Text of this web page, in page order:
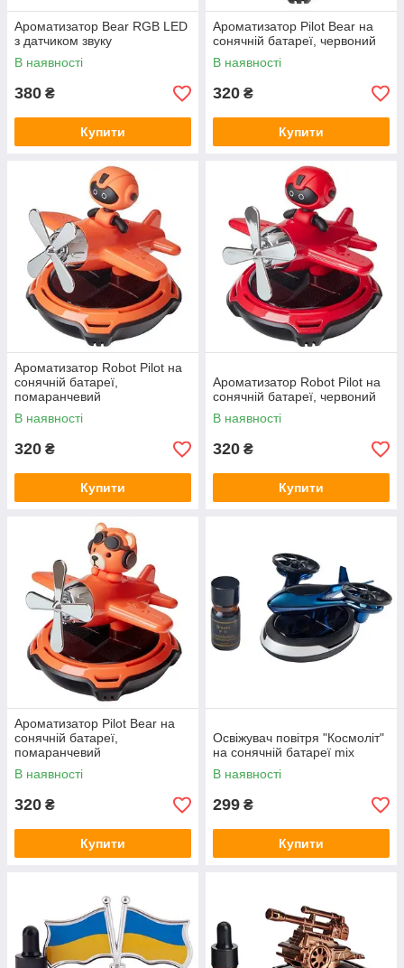
Ароматизатор Bear RGB LED
з датчиком звуку
В наявності
380 ₴
Купити
Ароматизатор Pilot Bear на
сонячній батареї, червоний
В наявності
320 ₴
Купити
Ароматизатор Robot Pilot на
сонячній батареї,
помаранчевий
В наявності
320 ₴
Купити
Ароматизатор Robot Pilot на
сонячній батареї, червоний
В наявності
320 ₴
Купити
Ароматизатор Pilot Bear на
сонячній батареї,
помаранчевий
В наявності
320 ₴
Купити
Освіжувач повітря "Космоліт"
на сонячній батареї mix
В наявності
299 ₴
Купити